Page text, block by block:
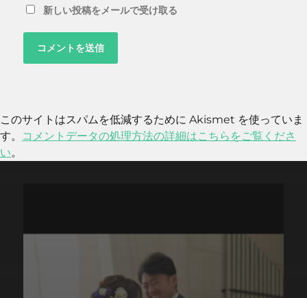
新しい投稿をメールで受け取る
このサイトはスパムを低減するために Akismet を使っていま
す。
コメントデータの処理方法の詳細はこちらをご覧くださ
い。